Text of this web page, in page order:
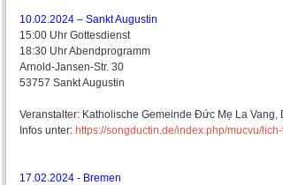
10.02.2024 – Sankt Augustin
15:00 Uhr Gottesdienst
18:30 Uhr Abendprogramm
Arnold-Jansen-Str. 30
53757 Sankt Augustin
Veranstalter: Katholische Gemeinde Đức Mẹ La Vang,
Infos unter: https://songductin.de/index.php/mucvu/
17.02.2024 - Bremen